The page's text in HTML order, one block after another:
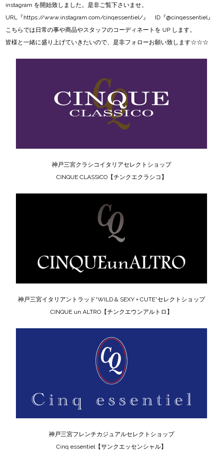
instagram を開始致しました。是非ご覧下さいませ。
URL『https://www.instagram.com/cinqessentiel/』 ID『@cinqessentiel』
こちらでは日常の事や商品やスタッフのコーディネートを UP します。
皆様と一緒に盛り上げていきたいので、是非フォローお願い致します☆☆☆
神戸三宮クラシコイタリアセレクトショップ
CINQUE CLASSICO【チンクエクラシコ】
神戸三宮イタリアントラッド“WILD & SEXY + CUTE”セレクトショップ
CINQUE un ALTRO【チンクエウンアルトロ】
神戸三宮フレンチカジュアルセレクトショップ
Cinq essentiel【サンクエッセンシャル】